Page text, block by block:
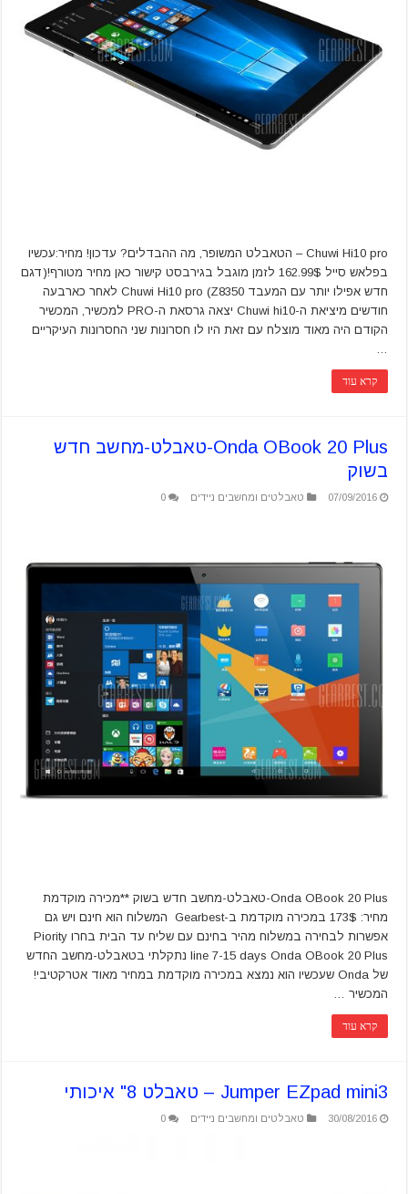
Chuwi Hi10 pro – הטאבלט המשופר, מה ההבדלים? עדכון! מחיר:עכשיו
בפלאש סייל 162.99$ לזמן מוגבל בגירבסט קישור כאן מחיר מטורף!(דגם
חדש אפילו יותר עם המעבד Z8350) Chuwi Hi10 pro לאחר כארבעה
חודשים מיציאת ה-Chuwi hi10 יצאה גרסאת ה-PRO למכשיר, המכשיר
הקודם היה מאוד מוצלח עם זאת היו לו חסרונות שני החסרונות העיקריים
קרא עוד
Onda OBook 20 Plus-טאבלט-מחשב חדש
בשוק
07/09/2016 טאבלטים ומחשבים ניידים 0
Onda OBook 20 Plus-טאבלט-מחשב חדש בשוק **מכירה מוקדמת
מחיר: 173$ במכירה מוקדמת ב-Gearbest המשלוח הוא חינם ויש גם
אפשרות לבחירה במשלוח מהיר בחינם עם שליח עד הבית בחרו Piority
line 7-15 days Onda OBook 20 Plus נתקלתי בטאבלט-מחשב החדש
של Onda שעכשיו הוא נמצא במכירה מוקדמת במחיר מאוד אטרקטיבי!
המכשיר …
קרא עוד
Jumper EZpad mini3 – טאבלט 8" איכותי
30/08/2016 טאבלטים ומחשבים ניידים 0